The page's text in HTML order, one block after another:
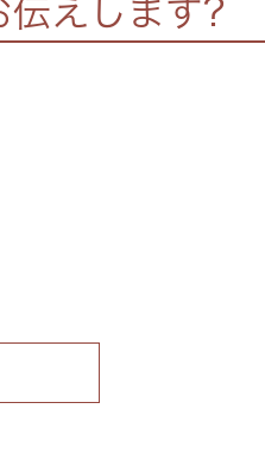
伝えします?